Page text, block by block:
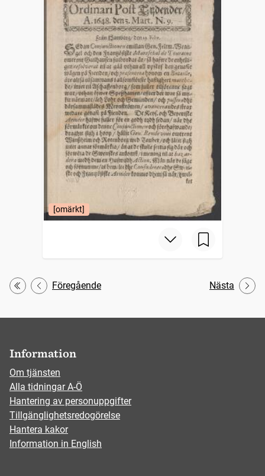
[omärkt]
Första
Föregående Nästa
Information
Om tjänsten
Alla tidningar A-Ö
Hantering av personuppgifter
Tillgänglighetsredogörelse
Hantera kakor
Information in English